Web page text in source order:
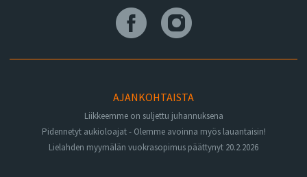
AJANKOHTAISTA
Liikkeemme on suljettu juhannuksena
Pidennetyt aukioloajat - Olemme avoinna myös lauantaisin!
Lielahden myymälän vuokrasopimus päättynyt 20.2.2026